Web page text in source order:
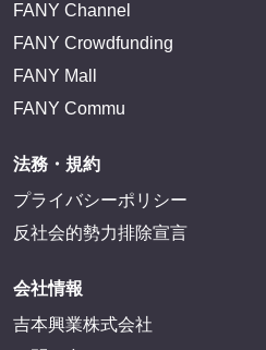
FANY Channel
FANY Crowdfunding
FANY Mall
FANY Commu
法務・規約
プライバシーポリシー
反社会的勢力排除宣言
会社情報
吉本興業株式会社